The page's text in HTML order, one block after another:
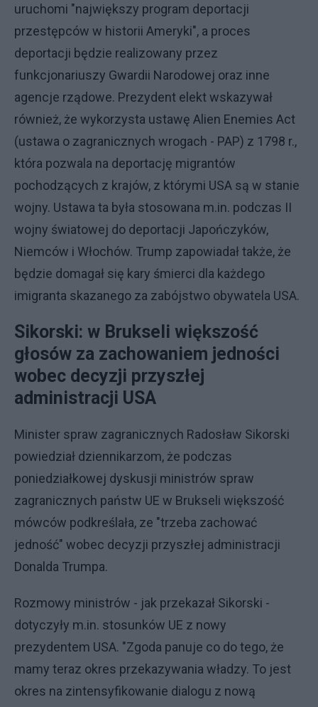
uruchomi "największy program deportacji
przestępców w historii Ameryki", a proces
deportacji będzie realizowany przez
funkcjonariuszy Gwardii Narodowej oraz inne
agencje rządowe. Prezydent elekt wskazywał
również, że wykorzysta ustawę Alien Enemies Act
(ustawa o zagranicznych wrogach - PAP) z 1798 r.,
która pozwala na deportację migrantów
pochodzących z krajów, z którymi USA są w stanie
wojny. Ustawa ta była stosowana m.in. podczas II
wojny światowej do deportacji Japończyków,
Niemców i Włochów. Trump zapowiadał także, że
będzie domagał się kary śmierci dla każdego
imigranta skazanego za zabójstwo obywatela USA.
Sikorski: w Brukseli większość
głosów za zachowaniem jedności
wobec decyzji przyszłej
administracji USA
Minister spraw zagranicznych Radosław Sikorski
powiedział dziennikarzom, że podczas
poniedziałkowej dyskusji ministrów spraw
zagranicznych państw UE w Brukseli większość
mówców podkreślała, ze "trzeba zachować
jedność" wobec decyzji przyszłej administracji
Donalda Trumpa.
Rozmowy ministrów - jak przekazał Sikorski -
dotyczyły m.in. stosunków UE z nowy
prezydentem USA. "Zgoda panuje co do tego, że
mamy teraz okres przekazywania władzy. To jest
okres na zintensyfikowanie dialogu z nową